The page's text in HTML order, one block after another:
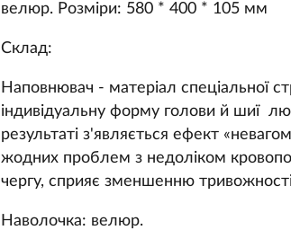
велюр. Розміри: 580 * 400 * 105 мм
Склад:
Наповнювач - матеріал спеціальної
індивідуальну форму голови й шиї
результаті з'являється ефект
жодних проблем з недоліком
чергу, сприяє зменшенню тривожності
Наволочка: велюр.